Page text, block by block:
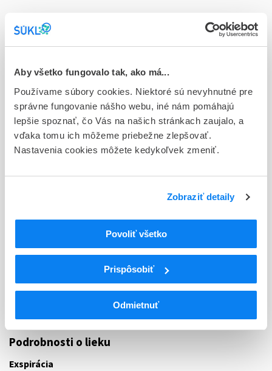
Aby všetko fungovalo tak, ako má...
Používame súbory cookies. Niektoré sú nevyhnutné pre
správne fungovanie nášho webu, iné nám pomáhajú
lepšie spoznať, čo Vás na našich stránkach zaujalo, a
vďaka tomu ich môžeme priebežne zlepšovať.
Nastavenia cookies môžete kedykoľvek zmeniť.
Zobraziť detaily
Povoliť všetko
Prispôsobiť
Odmietnuť
tbl 100x50 mg (blis.PVC/PVDC/Al)
D - Registrácia bez obmedzenia platnosti
Typ registračnej procedúry
Decentralizovaná
Držiteľ, krajina
Farmak International Sp. z o.o., Poľsko
ATC
TRÁVIACI TRAKT A METABOLIZMUS
A03
LIEČIVÁ NA FUNKČNÉ GASTROINTESTINÁLNE
PORUCHY
A03F
A03FA
Prokinetiká
Podrobnosti o lieku
Exspirácia